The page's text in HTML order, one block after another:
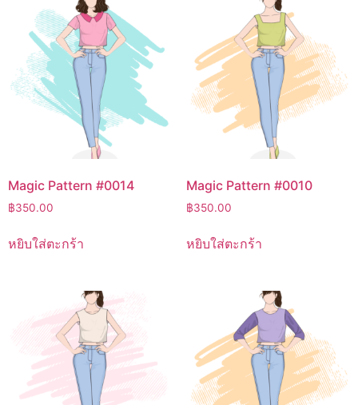
Magic Pattern #0014
฿350.00
หยิบใส่ตะกร้า
Magic Pattern #0010
฿350.00
หยิบใส่ตะกร้า